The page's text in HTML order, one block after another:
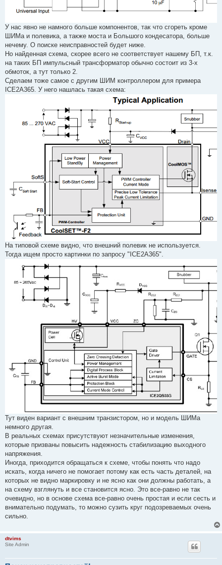
У нас явно не намного больше компонентов, так что сгореть кроме
ШИМа и полевика, а также моста и Большого кондесатора, больше
нечему. О поиске неисправностей будет ниже.
Но найденная схема, скорее всего не соответствует нашему БП, т.к.
на таких БП импульсный трансформатор обычно состоит из 3-х
обмоток, а тут только 2.
Сделаем тоже самое с другим ШИМ контроллером для примера
ICE2A365. У него нашлась такая схема:
На типовой схеме видно, что внешний полевик не используется.
Тогда ищем просто картинки по запросу "ICE2A365".
Тут виден вариант с внешним транзистором, но и модель ШИМа
немного другая.
В реальных схемах присутствуют незначительные изменения,
которые призваны повысить надежность стабилизацию выходного
напряжения.
Иногда, приходится обращаться к схеме, чтобы понять что надо
искать, когда ничего не помогает потому как есть часть деталей, на
которых не видно маркировку и не ясно как они должны работать, а
на схему взглянуть и все становится ясно. Это все-равно не так
очевидно, но в основе схема все-равно очень простая и если сесть и
внимательно подумать, то можно сузить круг подозреваемых очень
сильно.
dtvims
Site Admin